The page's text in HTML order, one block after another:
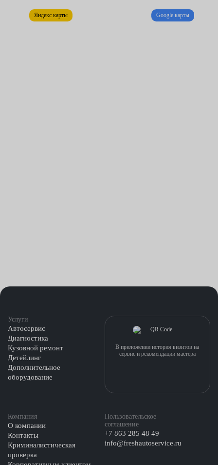
гул в зоне ступицы, усиливающийся по мере роста
Яндекс карты Google карты
Услуги
Автосервис
Диагностика
Кузовной ремонт
Детейлинг
Дополнительное
оборудование
Компания
О компании
Контакты
Криминалистическая
проверка
Пользовательское
соглашение
+7 863 285 48 49
info@freshautoservice.ru
В приложении история визитов на
сервис и рекомендации мастера